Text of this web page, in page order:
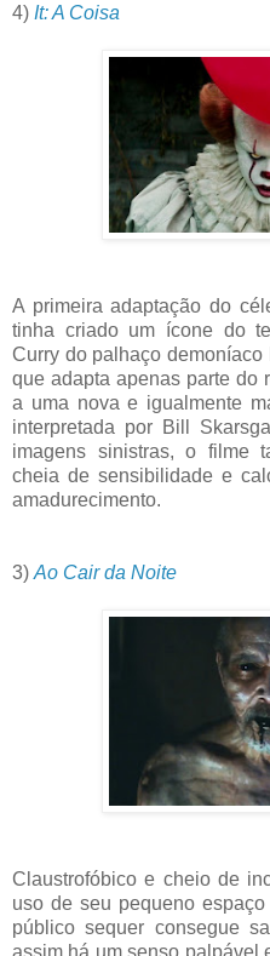
4) It: A Coisa
A primeira adaptação do
tinha criado um ícone do
Curry do palhaço
que adapta apenas parte do
a uma nova e igualmente
interpretada por Bill
imagens sinistras, o filme
cheia de sensibilidade e
amadurecimento.
3) Ao Cair da Noite
Claustrofóbico e cheio de
uso de seu pequeno
público sequer consegue
assim há um senso palpável